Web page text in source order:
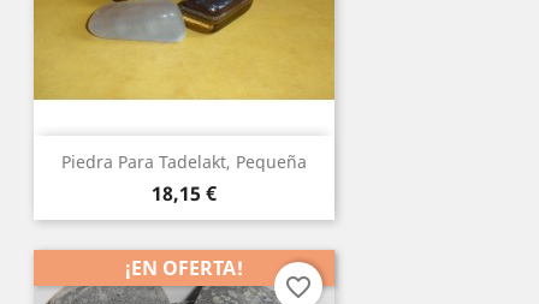
Piedra Para Tadelakt, Pequeña
Precio
18,15 €
¡EN OFERTA!
favorite_border